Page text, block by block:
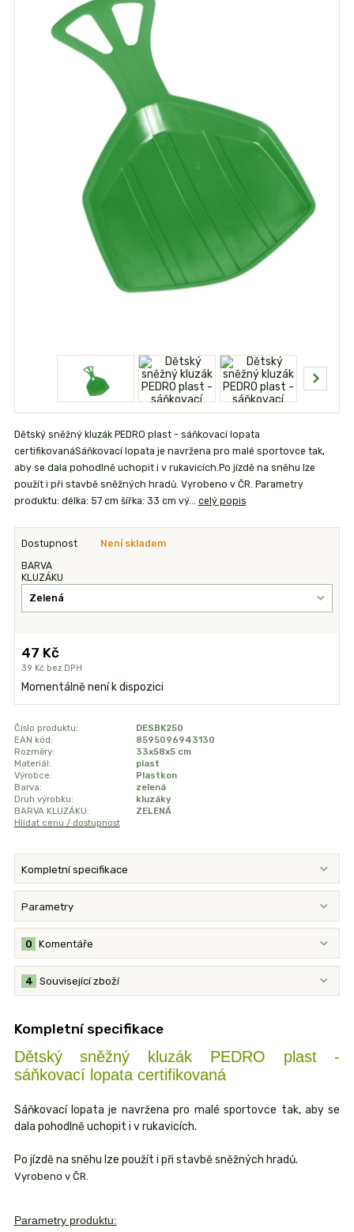
Dětský sněžný kluzák PEDRO plast - sáňkovací lopata
certifikovanáSáňkovací lopata je navržena pro malé sportovce tak,
aby se dala pohodlně uchopit i v rukavicích.Po jízdě na sněhu lze
použít i při stavbě sněžných hradů. Vyrobeno v ČR. Parametry
produktu: délka: 57 cm šířka: 33 cm vý... celý popis
Dostupnost Není skladem
BARVA
KLUZÁKU
47 Kč
39 Kč bez DPH
Momentálně není k dispozici
Číslo produktu:
DESBK250
EAN kód:
8595096943130
Rozměry:
33x58x5 cm
Materiál:
plast
Výrobce:
Plastkon
Barva:
zelená
Druh výrobku:
kluzáky
BARVA KLUZÁKU:
ZELENÁ
Hlídat cenu / dostupnost
Kompletní specifikace
Parametry
Komentáře
0
Související zboží
4
Kompletní specifikace
Dětský sněžný kluzák PEDRO plast -
sáňkovací lopata certifikovaná
Sáňkovací lopata je navržena pro malé sportovce tak, aby se
dala pohodlně uchopit i v rukavicích.
Po jízdě na sněhu lze použít i při stavbě sněžných hradů.
Vyrobeno v ČR.
Parametry produktu: